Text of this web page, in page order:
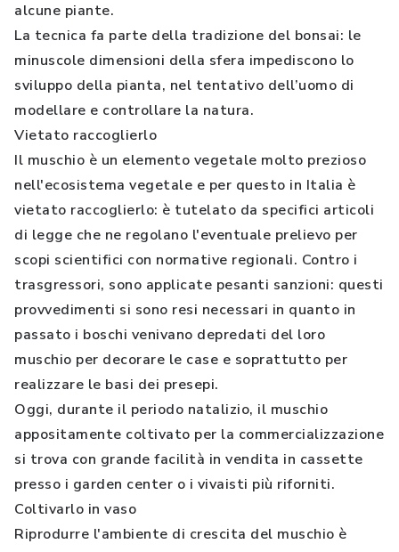
alcune piante.
La tecnica fa parte della tradizione del bonsai: le
minuscole dimensioni della sfera impediscono lo
sviluppo della pianta, nel tentativo dell’uomo di
modellare e controllare la natura.
Vietato raccoglierlo
Il muschio è un elemento vegetale molto prezioso
nell'ecosistema vegetale e per questo in Italia è
vietato raccoglierlo: è tutelato da specifici articoli
di legge che ne regolano l'eventuale prelievo per
scopi scientifici con normative regionali. Contro i
trasgressori, sono applicate pesanti sanzioni: questi
provvedimenti si sono resi necessari in quanto in
passato i boschi venivano depredati del loro
muschio per decorare le case e soprattutto per
realizzare le basi dei presepi.
Oggi, durante il periodo natalizio, il muschio
appositamente coltivato per la commercializzazione
si trova con grande facilità in vendita in cassette
presso i garden center o i vivaisti più riforniti.
Coltivarlo in vaso
Riprodurre l'ambiente di crescita del muschio è